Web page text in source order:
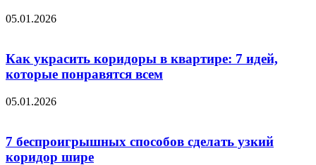
05.01.2026
Как украсить коридоры в квартире: 7 идей,
которые понравятся всем
05.01.2026
7 беспроигрышных способов сделать узкий
коридор шире